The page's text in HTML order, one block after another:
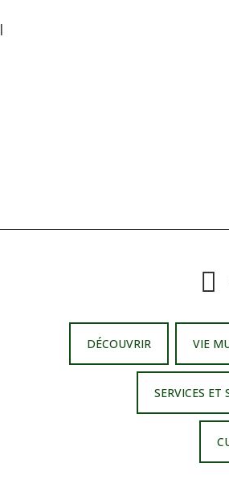
DÉCOUVRIR VIE
SERVICES ET